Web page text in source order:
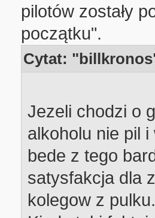
pilotów zostały
początku".
Cytat:
Jezeli chodzi o
alkoholu nie pil
bede z tego
satysfakcja dla
kolegow z pulku.